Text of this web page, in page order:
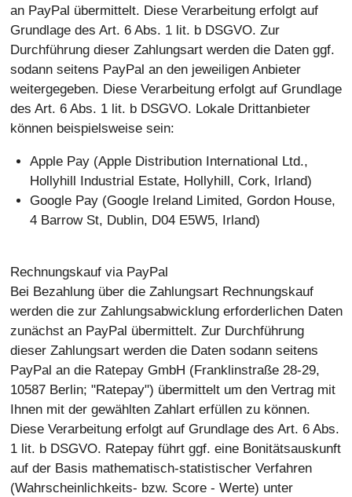
an PayPal übermittelt. Diese Verarbeitung erfolgt auf
Grundlage des Art. 6 Abs. 1 lit. b DSGVO. Zur
Durchführung dieser Zahlungsart werden die Daten ggf.
sodann seitens PayPal an den jeweiligen Anbieter
weitergegeben. Diese Verarbeitung erfolgt auf Grundlage
des Art. 6 Abs. 1 lit. b DSGVO. Lokale Drittanbieter
können beispielsweise sein:
Apple Pay (Apple Distribution International Ltd.,
Hollyhill Industrial Estate, Hollyhill, Cork, Irland)
Google Pay (Google Ireland Limited, Gordon House,
4 Barrow St, Dublin, D04 E5W5, Irland)
Rechnungskauf via PayPal
Bei Bezahlung über die Zahlungsart Rechnungskauf
werden die zur Zahlungsabwicklung erforderlichen Daten
zunächst an PayPal übermittelt. Zur Durchführung
dieser Zahlungsart werden die Daten sodann seitens
PayPal an die Ratepay GmbH (Franklinstraße 28-29,
10587 Berlin; "Ratepay") übermittelt um den Vertrag mit
Ihnen mit der gewählten Zahlart erfüllen zu können.
Diese Verarbeitung erfolgt auf Grundlage des Art. 6 Abs.
1 lit. b DSGVO. Ratepay führt ggf. eine Bonitätsauskunft
auf der Basis mathematisch-statistischer Verfahren
(Wahrscheinlichkeits- bzw. Score - Werte) unter